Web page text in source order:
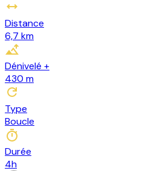
Distance
6,7 km
Dénivelé +
430 m
Type
Boucle
Durée
4h